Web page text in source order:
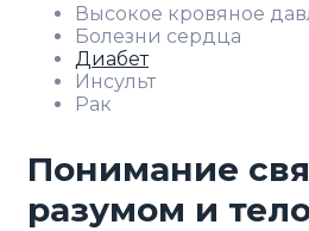
Высокое кровяное
Болезни сердца
Диабет
Инсульт
Рак
Понимание
разумом и